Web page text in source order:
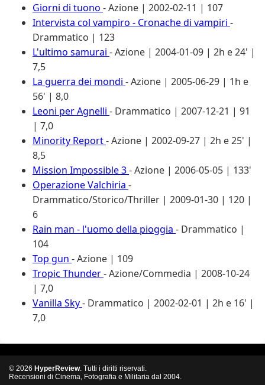
Giorni di tuono - Azione | 2002-02-11 | 107
Intervista col vampiro - Cronache di vampiri -
Drammatico | 123
L'ultimo samurai - Azione | 2004-01-09 | 2h e 24' |
7,5
La guerra dei mondi - Azione | 2005-06-29 | 1h e
56' | 8,0
Leoni per Agnelli - Drammatico | 2007-12-21 | 91
| 7,0
Minority Report- Azione | 2002-09-27 | 2h e 25' |
8,5
Mission Impossible 3- Azione | 2006-05-05 | 133'
Operazione Valchiria -
Drammatico/Storico/Thriller | 2009-01-30 | 120 |
6
Rain man - l'uomo della pioggia - Drammatico |
104
Top gun - Azione | 109
Tropic Thunder- Azione/Commedia | 2008-10-24
| 7,0
Vanilla Sky- Drammatico | 2002-02-01 | 2h e 16' |
7,0
© 2026 HyperReview. Tutti i diritti riservati.
Recensioni di Cinema, Fotografia e Militaria dal 2004.